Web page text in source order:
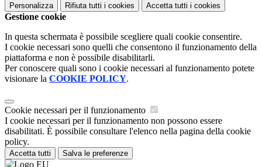
Personalizza Rifiuta tutti i cookies Accetta tutti i cookies
Gestione cookie
In questa schermata è possibile scegliere quali cookie consentire.
I cookie necessari sono quelli che consentono il funzionamento della
piattaforma e non è possibile disabilitarli.
Per conoscere quali sono i cookie necessari al funzionamento potete
visionare la COOKIE POLICY.
Cookie necessari per il funzionamento
I cookie necessari per il funzionamento non possono essere
disabilitati. È possibile consultare l'elenco nella pagina della cookie
policy.
Accetta tutti Salva le preferenze